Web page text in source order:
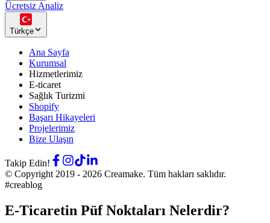
Ücretsiz Analiz
Türkçe
Ana Sayfa
Kurumsal
Hizmetlerimiz
E-ticaret
Sağlık Turizmi
Shopify
Başarı Hikayeleri
Projelerimiz
Bize Ulaşın
Takip Edin!
© Copyright 2019 - 2026 Creamake. Tüm hakları saklıdır.
#creablog
E-Ticaretin Püf Noktaları Nelerdir?